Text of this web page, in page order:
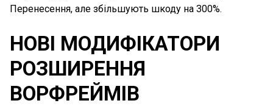
Перенесення, але збільшують шкоду на 300%.
НОВІ МОДИФІКАТОРИ
РОЗШИРЕННЯ
ВОРФРЕЙМІВ